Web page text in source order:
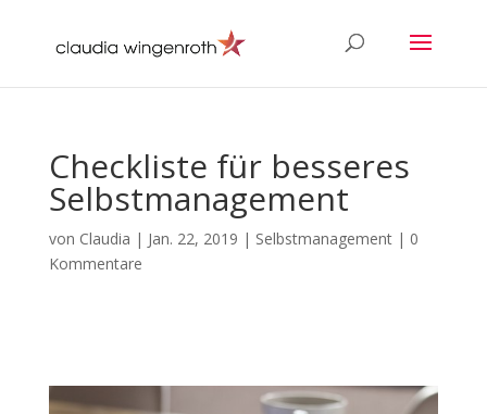
Checkliste für besseres
Selbstmanagement
von Claudia | Jan. 22, 2019 | Selbstmanagement| 0
Kommentare